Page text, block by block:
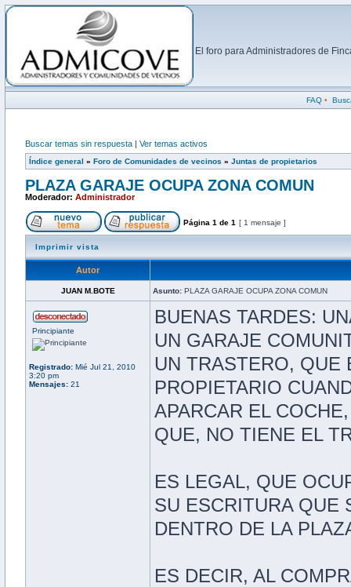
El foro para Administradores de
FAQ•
Buscar temas sin respuesta | Ver temas activos
Índice general » Foro de Comunidades de vecinos » Juntas de propietarios
PLAZA GARAJE OCUPA ZONA COMUN
Moderador: Administrador
Página 1 de 1 [ 1 mensaje ]
Imprimir vista
Autor
JUAN M.BOTE Asunto: PLAZA GARAJE OCUPA ZONA COMUN
Principiante
Registrado: Mié Jul 21, 2010
3:20 pm
Mensajes: 21
BUENAS TARDES:
UN GARAJE
UN TRASTERO, QUE
PROPIETARIO
APARCAR EL
QUE, NO TIENE EL
ES LEGAL, QUE
SU ESCRITURA QUE
DENTRO DE LA
ES DECIR, AL